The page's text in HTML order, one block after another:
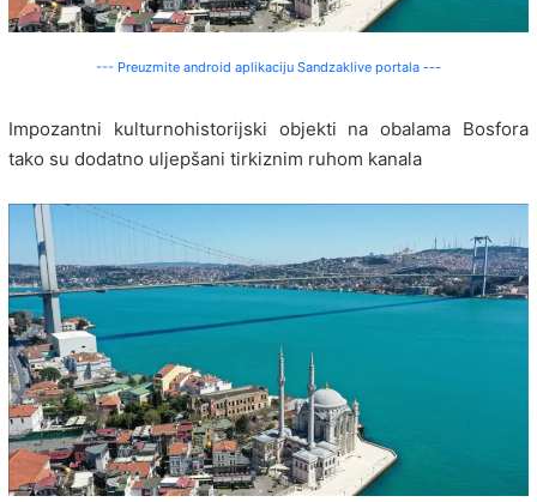
--- Preuzmite android aplikaciju Sandzaklive portala ---
Impozantni kulturnohistorijski objekti na obalama Bosfora
tako su dodatno uljepšani tirkiznim ruhom kanala